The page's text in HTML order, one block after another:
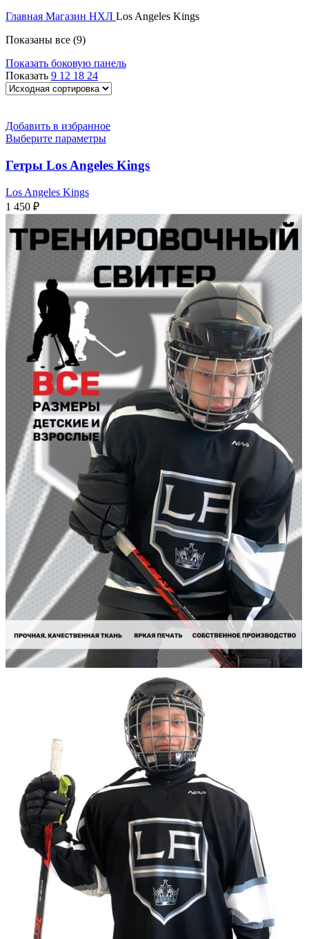
Главная Магазин НХЛ Los Angeles Kings
Показаны все (9)
Показать боковую панель
Показать 9 12 18 24
Добавить в избранное
Выберите параметры
Гетры Los Angeles Kings
Los Angeles Kings
1 450 ₽